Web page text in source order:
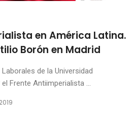
en América Latina.
Borón en Madrid
de la Universidad
Frente Antiimperialista ...